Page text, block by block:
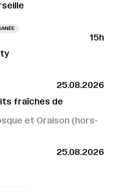
15h
25.08.2026
fraîches de
et Oraison (hors-
25.08.2026